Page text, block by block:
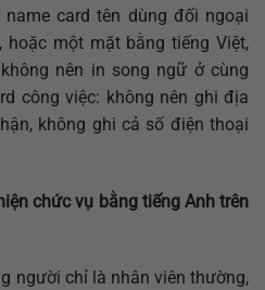
card tên dùng đối ngoại
hoặc một mặt bằng tiếng Việt,
nên in song ngữ ở cùng
công việc: không nên ghi địa
không ghi cả số điện thoại
chức vụ bằng tiếng Anh trên
người chỉ là nhân viên thường,